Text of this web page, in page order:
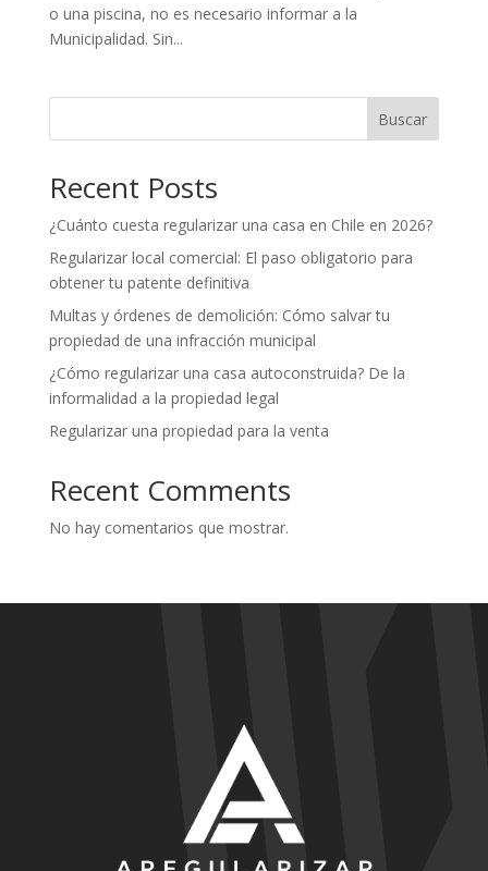
o una piscina, no es necesario informar a la
Municipalidad. Sin...
Buscar
Recent Posts
¿Cuánto cuesta regularizar una casa en Chile en 2026?
Regularizar local comercial: El paso obligatorio para
obtener tu patente definitiva
Multas y órdenes de demolición: Cómo salvar tu
propiedad de una infracción municipal
¿Cómo regularizar una casa autoconstruida? De la
informalidad a la propiedad legal
Regularizar una propiedad para la venta
Recent Comments
No hay comentarios que mostrar.